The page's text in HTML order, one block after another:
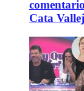
Cata